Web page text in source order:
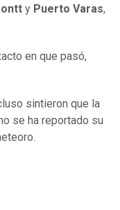
y Puerto Varas,
en que pasó,
sintieron que la
se ha reportado su